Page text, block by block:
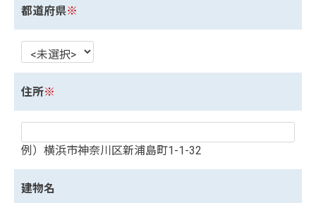
都道府県※
住所※
例）横浜市神奈川区新浦島町1-1-32
建物名